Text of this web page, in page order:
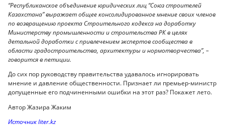
“Республиканское объединение юридических лиц “Союз строителей
Казахстана” выражает общее консолидированное мнение своих членов
по возвращению проекта Строительного кодекса на доработку
Министерству промышленности и строительства РК в целях
детальной доработки с привлечением экспертов сообщества в
области градостроительства, архитектуры и нормотворчества”, –
говорится в петиции.
До сих пор руководству правительства удавалось игнорировать
мнение и давление общественности. Признает ли премьер-министр
допущенные его подчиненными ошибки на этот раз? Покажет лето.
Автор Жазира Жаким
Источник liter.kz